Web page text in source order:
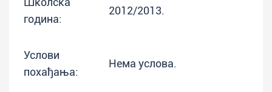
година:
2012/2013.
Услови
похађања:
Нема услова.